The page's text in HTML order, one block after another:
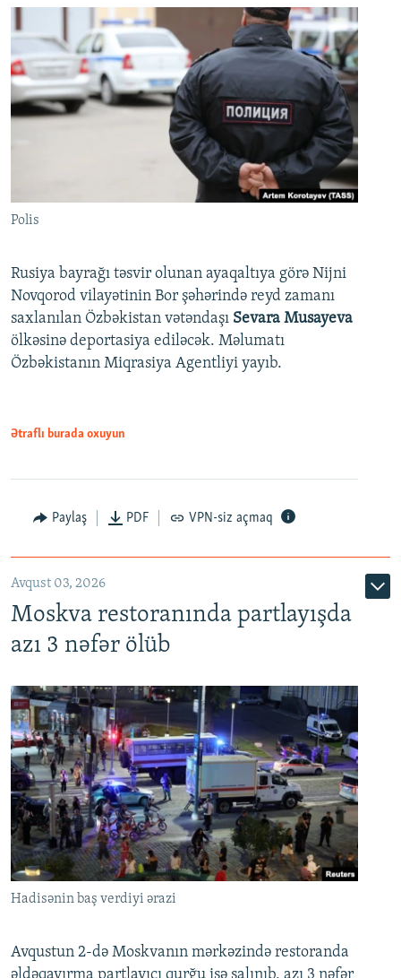
Polis
Rusiya bayrağı təsvir olunan ayaqaltıya görə Nijni
Novqorod vilayətinin Bor şəhərində reyd zamanı
saxlanılan Özbəkistan vətəndaşı Sevara Musayeva
ölkəsinə deportasiya ediləcək. Məlumatı
Özbəkistanın Miqrasiya Agentliyi yayıb.
Ətraflı burada oxuyun
Paylaş PDF VPN-siz açmaq
Avqust 03, 2026
Moskva restoranında partlayışda
azı 3 nəfər ölüb
Hadisənin baş verdiyi ərazi
Avqustun 2-də Moskvanın mərkəzində restoranda